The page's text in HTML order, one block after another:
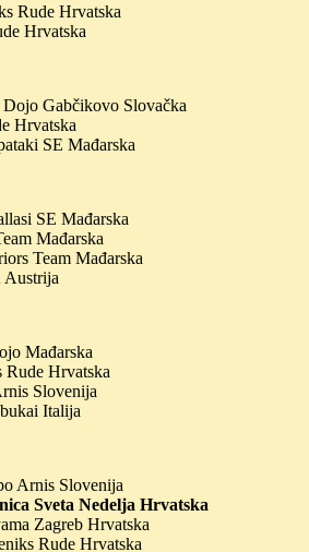
Rude Hrvatska
Hrvatska
Gabčikovo Slovačka
Hrvatska
SE Mađarska
SE Mađarska
Mađarska
Team Mađarska
Mađarska
Rude Hrvatska
Slovenija
Italija
Arnis Slovenija
Sveta Nedelja Hrvatska
Zagreb Hrvatska
Rude Hrvatska